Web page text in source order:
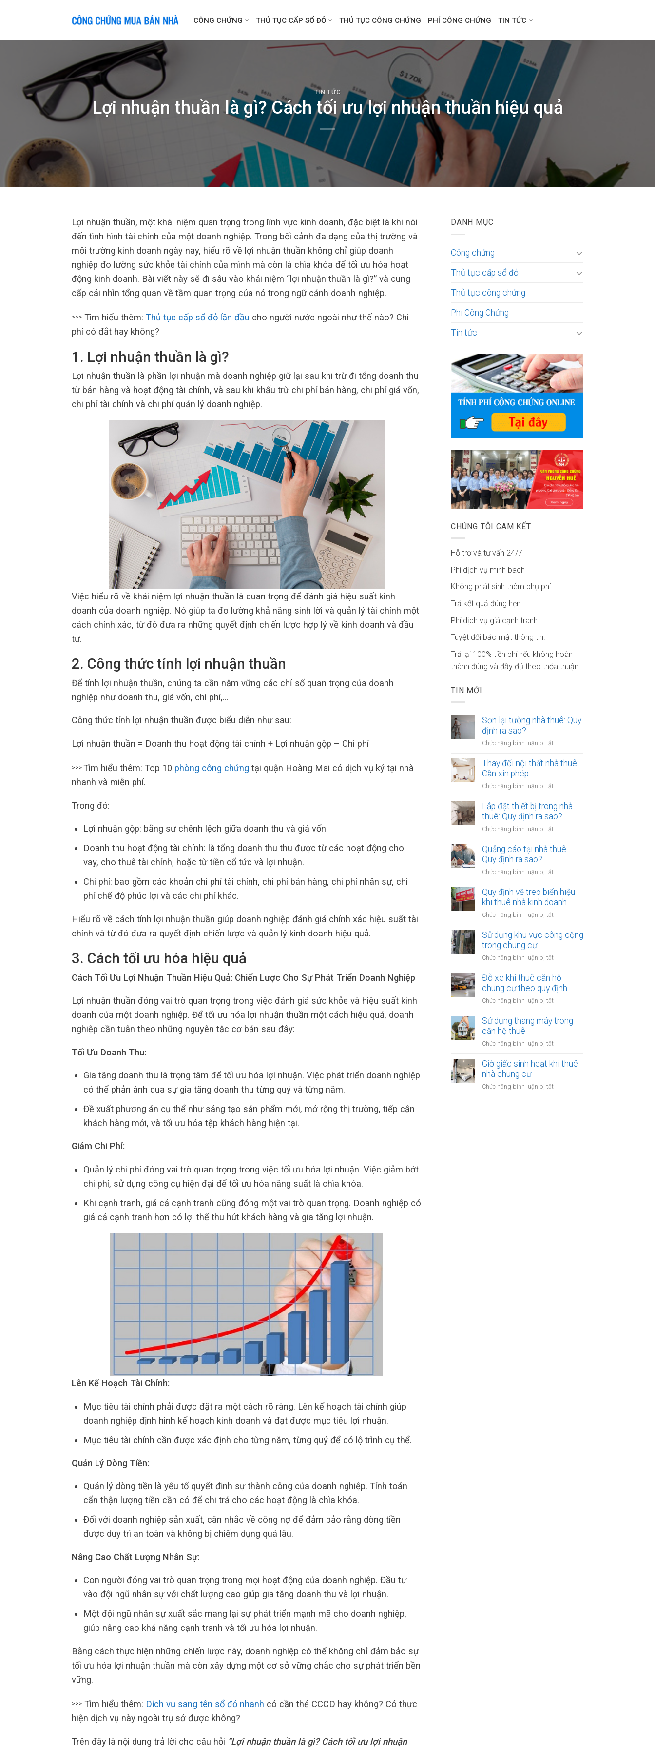
CÔNG CHỨNG THỦ TỤC CẤP SỔ ĐỎ THỦ TỤC CÔNG CHỨNG PHÍ CÔNG CHỨNG TIN TỨC
TIN TỨC
Lợi nhuận thuần là gì? Cách tối ưu lợi nhuận thuần hiệu quả
Lợi nhuận thuần, một khái niệm quan trọng trong lĩnh vực kinh doanh, đặc biệt là khi nói
đến tình hình tài chính của một doanh nghiệp. Trong bối cảnh đa dạng của thị trường và
môi trường kinh doanh ngày nay, hiểu rõ về lợi nhuận thuần không chỉ giúp doanh
nghiệp đo lường sức khỏe tài chính của mình mà còn là chìa khóa để tối ưu hóa hoạt
động kinh doanh. Bài viết này sẽ đi sâu vào khái niệm “lợi nhuận thuần là gì?” và cung
cấp cái nhìn tổng quan về tầm quan trọng của nó trong ngữ cảnh doanh nghiệp.
>>> Tìm hiểu thêm: Thủ tục cấp sổ đỏ lần đầu cho người nước ngoài như thế nào? Chi
phí có đắt hay không?
1. Lợi nhuận thuần là gì?
Lợi nhuận thuần là phần lợi nhuận mà doanh nghiệp giữ lại sau khi trừ đi tổng doanh thu
từ bán hàng và hoạt động tài chính, và sau khi khấu trừ chi phí bán hàng, chi phí giá vốn,
chi phí tài chính và chi phí quản lý doanh nghiệp.
Việc hiểu rõ về khái niệm lợi nhuận thuần là quan trọng để đánh giá hiệu suất kinh
doanh của doanh nghiệp. Nó giúp ta đo lường khả năng sinh lời và quản lý tài chính một
cách chính xác, từ đó đưa ra những quyết định chiến lược hợp lý về kinh doanh và đầu
tư.
2. Công thức tính lợi nhuận thuần
Để tính lợi nhuận thuần, chúng ta cần nắm vững các chỉ số quan trọng của doanh
nghiệp như doanh thu, giá vốn, chi phí,…
Công thức tính lợi nhuận thuần được biểu diễn như sau:
Lợi nhuận thuần = Doanh thu hoạt động tài chính + Lợi nhuận gộp – Chi phí
>>> Tìm hiểu thêm: Top 10 phòng công chứng tại quận Hoàng Mai có dịch vụ ký tại nhà
nhanh và miễn phí.
Trong đó:
Lợi nhuận gộp: bằng sự chênh lệch giữa doanh thu và giá vốn.
Doanh thu hoạt động tài chính: là tổng doanh thu thu được từ các hoạt động cho
vay, cho thuê tài chính, hoặc từ tiền cổ tức và lợi nhuận.
Chi phí: bao gồm các khoản chi phí tài chính, chi phí bán hàng, chi phí nhân sự, chi
phí chế độ phúc lợi và các chi phí khác.
Hiểu rõ về cách tính lợi nhuận thuần giúp doanh nghiệp đánh giá chính xác hiệu suất tài
chính và từ đó đưa ra quyết định chiến lược và quản lý kinh doanh hiệu quả.
3. Cách tối ưu hóa hiệu quả
Cách Tối Ưu Lợi Nhuận Thuần Hiệu Quả: Chiến Lược Cho Sự Phát Triển Doanh Nghiệp
Lợi nhuận thuần đóng vai trò quan trọng trong việc đánh giá sức khỏe và hiệu suất kinh
doanh của một doanh nghiệp. Để tối ưu hóa lợi nhuận thuần một cách hiệu quả, doanh
nghiệp cần tuân theo những nguyên tắc cơ bản sau đây:
Tối Ưu Doanh Thu:
Gia tăng doanh thu là trọng tâm để tối ưu hóa lợi nhuận. Việc phát triển doanh nghiệp
có thể phản ánh qua sự gia tăng doanh thu từng quý và từng năm.
Đề xuất phương án cụ thể như sáng tạo sản phẩm mới, mở rộng thị trường, tiếp cận
khách hàng mới, và tối ưu hóa tệp khách hàng hiện tại.
Giảm Chi Phí:
Quản lý chi phí đóng vai trò quan trọng trong việc tối ưu hóa lợi nhuận. Việc giảm bớt
chi phí, sử dụng công cụ hiện đại để tối ưu hóa năng suất là chìa khóa.
Khi cạnh tranh, giá cả cạnh tranh cũng đóng một vai trò quan trọng. Doanh nghiệp có
giá cả cạnh tranh hơn có lợi thế thu hút khách hàng và gia tăng lợi nhuận.
Lên Kế Hoạch Tài Chính:
Mục tiêu tài chính phải được đặt ra một cách rõ ràng. Lên kế hoạch tài chính giúp
doanh nghiệp định hình kế hoạch kinh doanh và đạt được mục tiêu lợi nhuận.
Mục tiêu tài chính cần được xác định cho từng năm, từng quý để có lộ trình cụ thể.
Quản Lý Dòng Tiền:
Quản lý dòng tiền là yếu tố quyết định sự thành công của doanh nghiệp. Tính toán
cẩn thận lượng tiền cần có để chi trả cho các hoạt động là chìa khóa.
Đối với doanh nghiệp sản xuất, cân nhắc về công nợ để đảm bảo rằng dòng tiền
được duy trì an toàn và không bị chiếm dụng quá lâu.
Nâng Cao Chất Lượng Nhân Sự:
Con người đóng vai trò quan trọng trong mọi hoạt động của doanh nghiệp. Đầu tư
vào đội ngũ nhân sự với chất lượng cao giúp gia tăng doanh thu và lợi nhuận.
Một đội ngũ nhân sự xuất sắc mang lại sự phát triển mạnh mẽ cho doanh nghiệp,
giúp nâng cao khả năng cạnh tranh và tối ưu hóa lợi nhuận.
Bằng cách thực hiện những chiến lược này, doanh nghiệp có thể không chỉ đảm bảo sự
tối ưu hóa lợi nhuận thuần mà còn xây dựng một cơ sở vững chắc cho sự phát triển bền
vững.
>>> Tìm hiểu thêm: Dịch vụ sang tên sổ đỏ nhanh có cần thẻ CCCD hay không? Có thực
hiện dịch vụ này ngoài trụ sở được không?
Trên đây là nội dung trả lời cho câu hỏi “Lợi nhuận thuần là gì? Cách tối ưu lợi nhuận
DANH MỤC
Công chứng
Thủ tục cấp sổ đỏ
Thủ tục công chứng
Phí Công Chứng
Tin tức
CHÚNG TÔI CAM KẾT
Hỗ trợ và tư vấn 24/7
Phí dịch vụ minh bach
Không phát sinh thêm phụ phí
Trả kết quả đúng hẹn.
Phí dịch vụ giá cạnh tranh.
Tuyệt đối bảo mật thông tin.
Trả lại 100% tiền phí nếu không hoàn
thành đúng và đầy đủ theo thỏa thuận.
TIN MỚI
Sơn lại tường nhà thuê: Quy
định ra sao?
Chức năng bình luận bị tắt
lại
thuê:
định
ra
Thay đổi nội thất nhà thuê:
Cần xin phép
Chức năng bình luận bị tắt
đổi
nội
nhà
Cần
Lắp đặt thiết bị trong nhà
thuê: Quy định ra sao?
Chức năng bình luận bị tắt
đặt
trong
thuê:
Quy
Quảng cáo tại nhà thuê:
Quy định ra sao?
Chức năng bình luận bị tắt
cáo
tại
thuê:
định
Quy định về treo biển hiệu
khi thuê nhà kinh doanh
Chức năng bình luận bị tắt
định
biển
khi
thuê
doanh
Sử dụng khu vực công cộng
trong chung cư
Chức năng bình luận bị tắt
dụng
khu
vực
công
trong
Đỗ xe khi thuê căn hộ
chung cư theo quy định
Chức năng bình luận bị tắt
xe
căn
chung
Sử dụng thang máy trong
căn hộ thuê
Chức năng bình luận bị tắt
dụng
trong
Giờ giấc sinh hoạt khi thuê
nhà chung cư
Chức năng bình luận bị tắt